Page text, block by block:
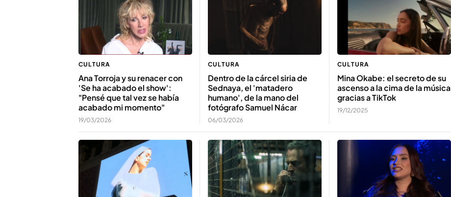
CULTURA
Ana Torroja y su renacer con
'Se ha acabado el show':
"Pensé que tal vez se había
acabado mi momento"
19/03/2026
CULTURA
Dentro de la cárcel siria de
Sednaya, el 'matadero
humano', de la mano del
fotógrafo Samuel Nácar
06/03/2026
CULTURA
Mina Okabe: el secreto de su
ascenso a la cima de la música
gracias a TikTok
19/12/2025